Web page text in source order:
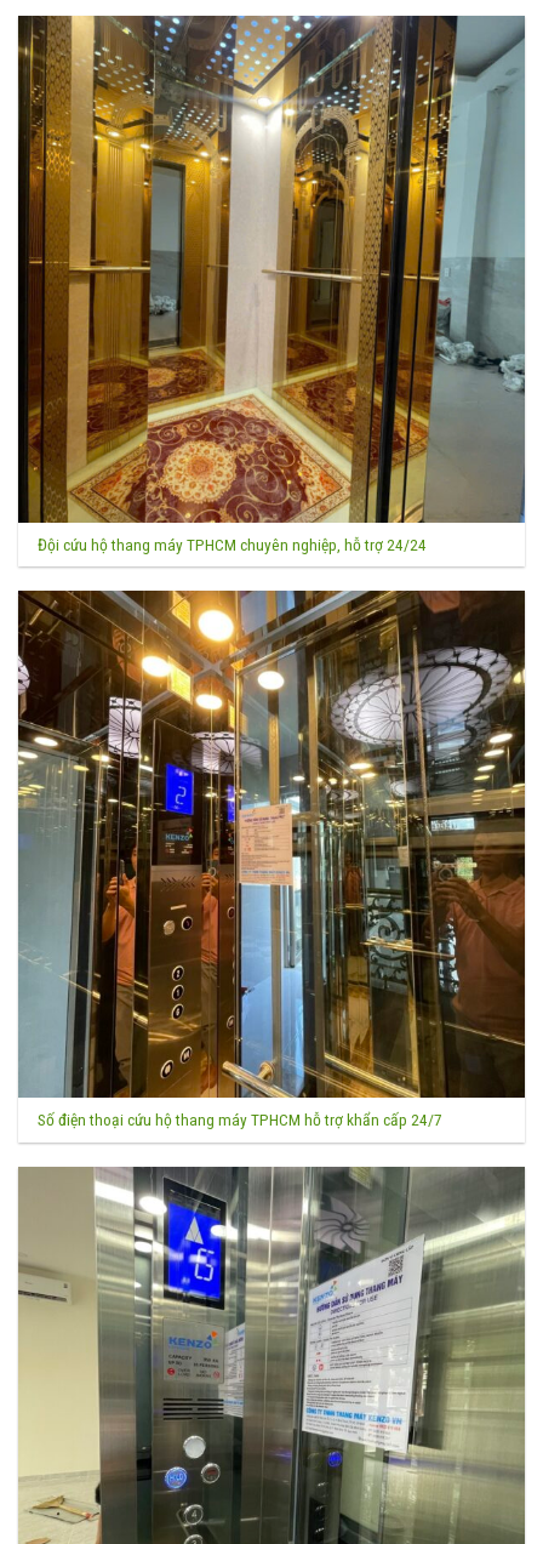
Đội cứu hộ thang máy TPHCM chuyên nghiệp, hỗ trợ 24/24
Số điện thoại cứu hộ thang máy TPHCM hỗ trợ khẩn cấp 24/7